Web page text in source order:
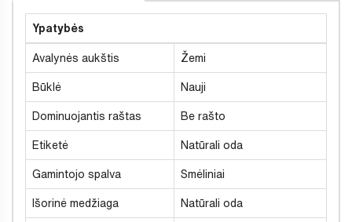
Ypatybės
Avalynės aukštis Žemi
Būklė Nauji
Dominuojantis raštas Be rašto
Etiketė Natūrali oda
Gamintojo spalva Smėliniai
Išorinė medžiaga Natūrali oda